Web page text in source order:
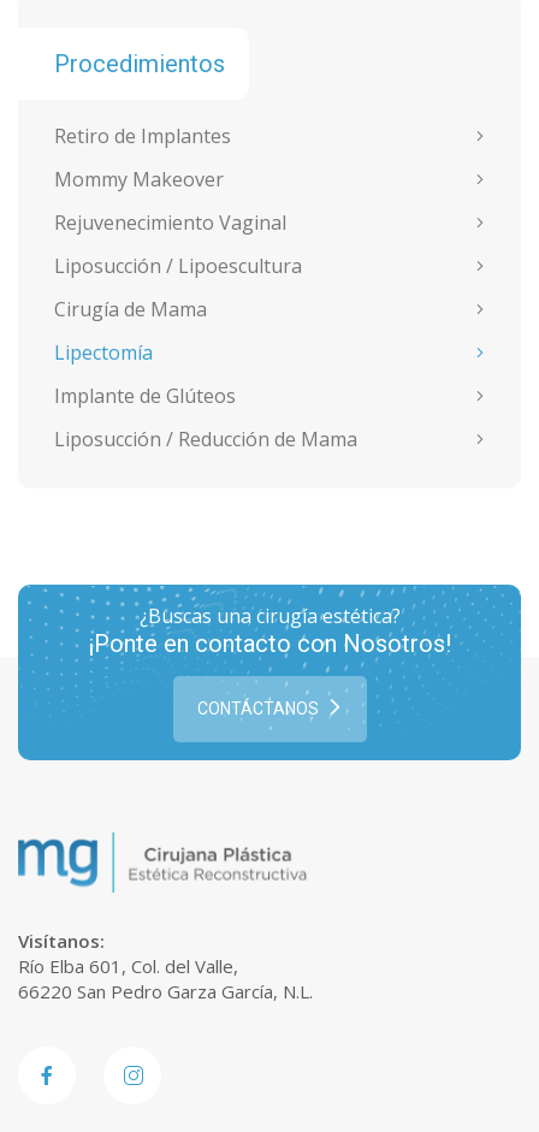
Procedimientos
Retiro de Implantes
Mommy Makeover
Rejuvenecimiento Vaginal
Liposucción / Lipoescultura
Cirugía de Mama
Lipectomía
Implante de Glúteos
Liposucción / Reducción de Mama
¿Buscas una cirugía estética?
¡Ponte en contacto con Nosotros!
CONTÁCTANOS
Visítanos:
Río Elba 601, Col. del Valle,
66220 San Pedro Garza García, N.L.